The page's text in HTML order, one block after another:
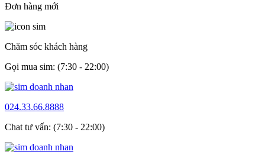
Đơn hàng mới
Chăm sóc khách hàng
Gọi mua sim: (7:30 - 22:00)
024.33.66.8888
Chat tư vấn: (7:30 - 22:00)